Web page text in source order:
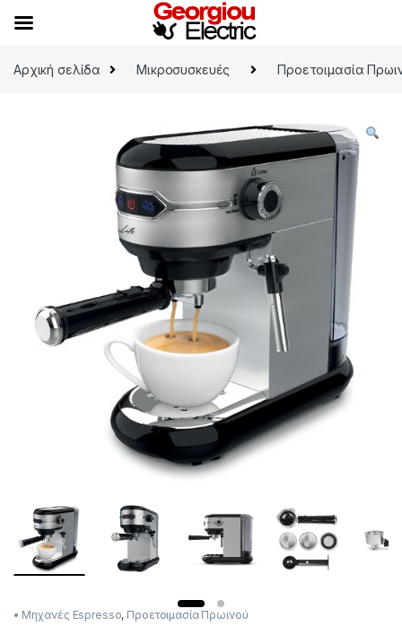
Αρχική σελίδα
Μικροσυσκευές Προετοιμασία
• Μηχανές Espresso, Προετοιμασία Πρωινού